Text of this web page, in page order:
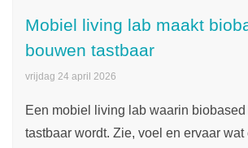
Mobiel living lab maakt
bouwen tastbaar
vrijdag 24 april 2026
Een mobiel living lab waarin
tastbaar wordt. Zie, voel en ervaar wat